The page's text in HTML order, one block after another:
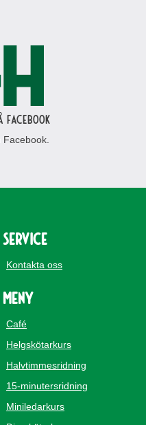
Facebook
Service
Kontakta oss
Meny
Café
Helgskötarkurs
Halvtimmesridning
15-minutersridning
Miniledarkurs